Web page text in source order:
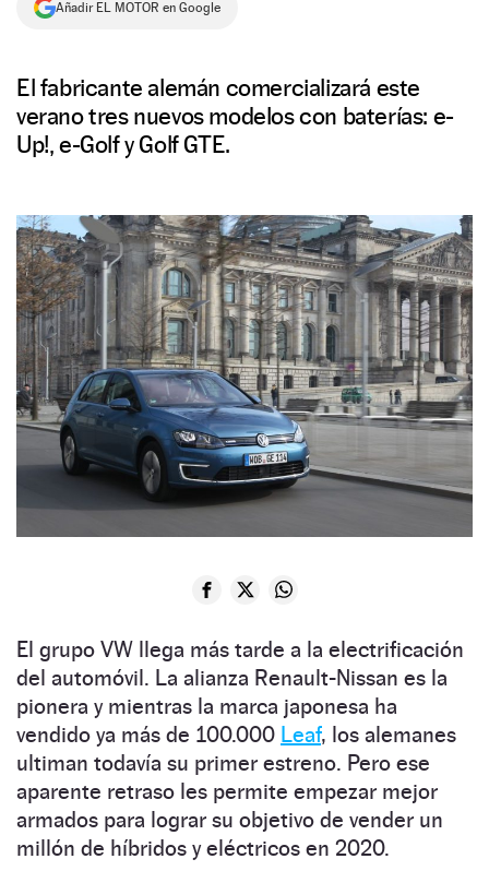
SÍGUENOS
Añadir EL MOTOR en Google
El fabricante alemán comercializará este
verano tres nuevos modelos con baterías: e-
Up!, e-Golf y Golf GTE.
El grupo VW llega más tarde a la electrificación
del automóvil. La alianza Renault-Nissan es la
pionera y mientras la marca japonesa ha
vendido ya más de 100.000 Leaf, los alemanes
ultiman todavía su primer estreno. Pero ese
aparente retraso les permite empezar mejor
armados para lograr su objetivo de vender un
millón de híbridos y eléctricos en 2020.